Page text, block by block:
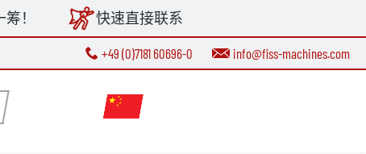
！ 快速直接联系
+49 (0)7181 60696-0 info@fiss-machines.com